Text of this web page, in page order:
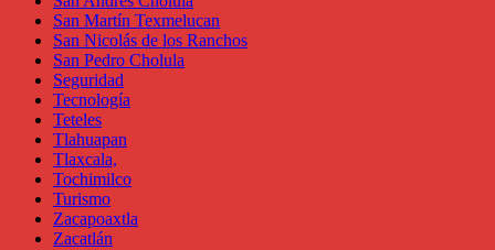
San Martín Texmelucan
San Nicolás de los Ranchos
San Pedro Cholula
Seguridad
Tecnología
Teteles
Tlahuapan
Tlaxcala,
Tochimilco
Turismo
Zacapoaxtla
Zacatlán